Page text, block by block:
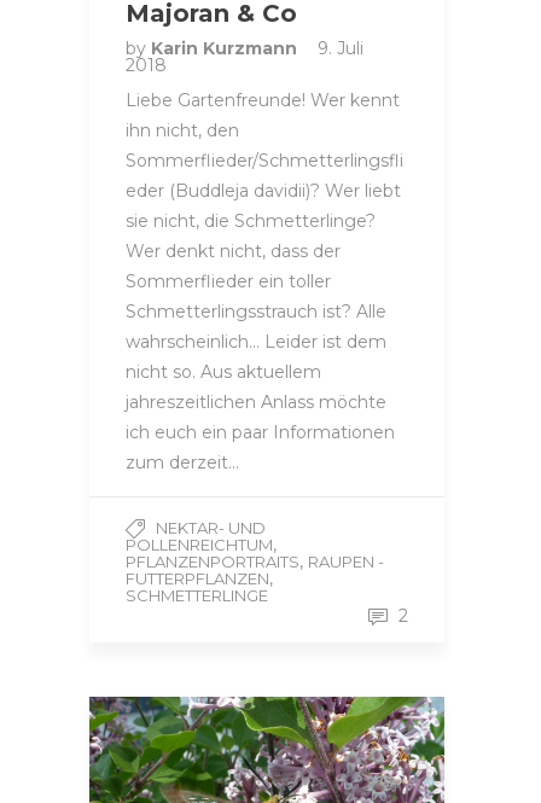
Majoran & Co
by Karin Kurzmann 9. Juli
2018
Liebe Gartenfreunde! Wer kennt
ihn nicht, den
Sommerflieder/Schmetterlingsfli
eder (Buddleja davidii)? Wer liebt
sie nicht, die Schmetterlinge?
Wer denkt nicht, dass der
Sommerflieder ein toller
Schmetterlingsstrauch ist? Alle
wahrscheinlich… Leider ist dem
nicht so. Aus aktuellem
jahreszeitlichen Anlass möchte
ich euch ein paar Informationen
zum derzeit…
NEKTAR- UND
POLLENREICHTUM,
PFLANZENPORTRAITS, RAUPEN -
FUTTERPFLANZEN,
SCHMETTERLINGE
2